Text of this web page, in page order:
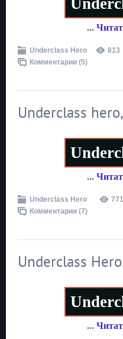
...
Underclass Hero 813
Комментарии (5)
Underclass
...
Underclass Hero 771
Комментарии (7)
Underclass
...